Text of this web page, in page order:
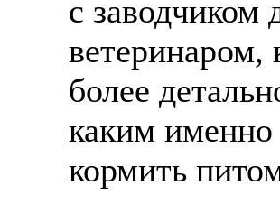
с заводчиком
ветеринаром,
более
каким
кормить